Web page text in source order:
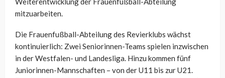
mitzuarbeiten.
Die Frauenfußball-Abteilung des Revierklubs wächst
kontinuierlich: Zwei Seniorinnen-Teams spielen inzwischen
in der Westfalen- und Landesliga. Hinzu kommen fünf
Juniorinnen-Mannschaften – von der U11 bis zur U21.